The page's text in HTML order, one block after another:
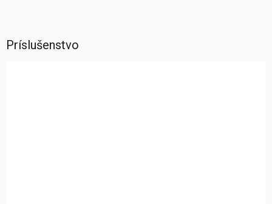
Príslušenstvo